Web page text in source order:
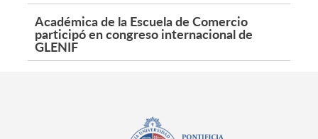
Académica de la Escuela de Comercio
participó en congreso internacional de
GLENIF